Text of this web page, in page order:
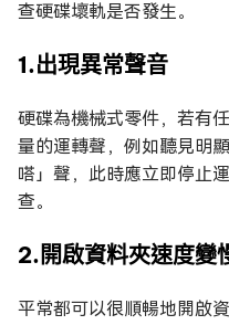
查硬碟壞軌是否發生。
1.出現異常聲音
硬碟為機械式零件，若有
量的運轉聲，例如聽見明
嗒」聲，此時應立即停止
查。
2.開啟資料夾速度變
平常都可以很順暢地開啟